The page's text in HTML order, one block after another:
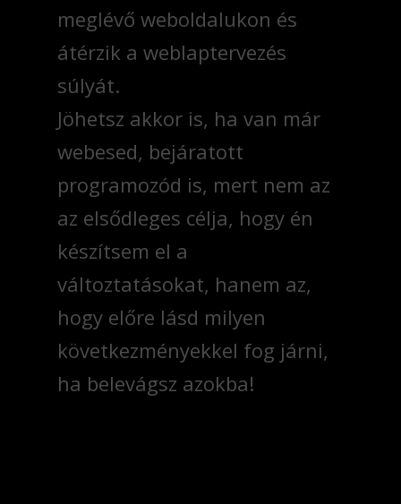
meglévő weboldalukon és
átérzik a weblaptervezés
súlyát.
Jöhetsz akkor is, ha van már
webesed, bejáratott
programozód is, mert nem az
az elsődleges célja, hogy én
készítsem el a
változtatásokat, hanem az,
hogy előre lásd milyen
következményekkel fog járni,
ha belevágsz azokba!